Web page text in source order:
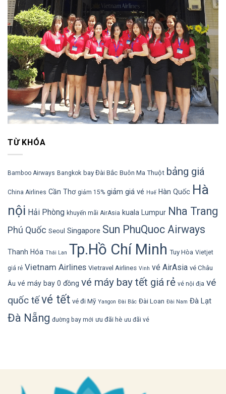
TỪ KHÓA
Bamboo Airways Bangkok bay Đài Bắc Buôn Ma Thuột bảng giá
China Airlines Cần Thơ giảm 15% giảm giá vé Huế Hàn Quốc Hà
nội Hải Phòng khuyến mãi AirAsia kuala Lumpur Nha Trang
Phú Quốc Seoul Singapore Sun PhuQuoc Airways
Thanh Hóa Thái Lan Tp.Hồ Chí Minh Tuy Hòa Vietjet
giá rẻ Vietnam Airlines Vietravel Airlines Vinh vé AirAsia vé Châu
Âu vé máy bay 0 đồng vé máy bay tết giá rẻ vé nội địa vé
quốc tếvé tết vé đi Mỹ Yangon Đài Bắc Đài Loan Đài Nam Đà Lạt
Đà Nẵng đường bay mới ưu đãi hè ưu đãi vé